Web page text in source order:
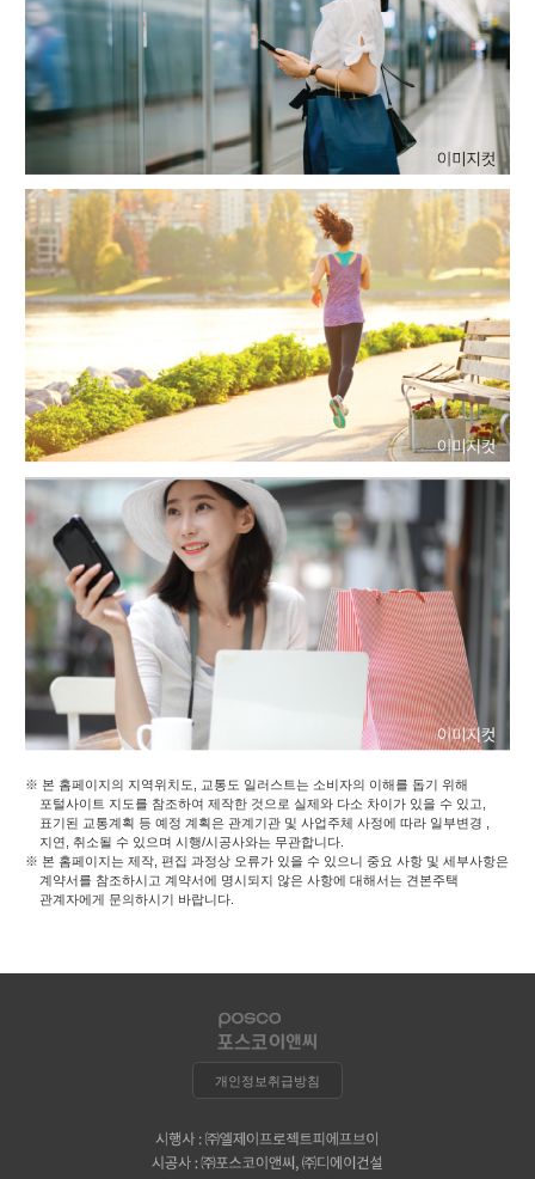
※ 본 홈페이지의 지역위치도, 교통도 일러스트는 소비자의 이해를 돕기 위해
포털사이트 지도를 참조하여 제작한 것으로 실제와 다소 차이가 있을 수 있고,
표기된 교통계획 등 예정 계획은 관계기관 및 사업주체 사정에 따라 일부변경 ,
지연, 취소될 수 있으며 시행/시공사와는 무관합니다.
※ 본 홈페이지는 제작, 편집 과정상 오류가 있을 수 있으니 중요 사항 및 세부사항은
계약서를 참조하시고 계약서에 명시되지 않은 사항에 대해서는 견본주택
관계자에게 문의하시기 바랍니다.
개인정보취급방침